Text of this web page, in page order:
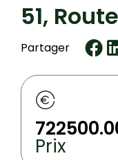
51,
Partager
Prix